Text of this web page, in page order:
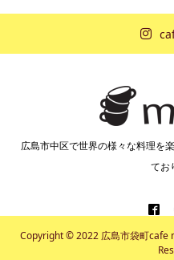
広島市中区で世界の様々な料理を
てお
Copyright © 2022 広島市袋町cafe